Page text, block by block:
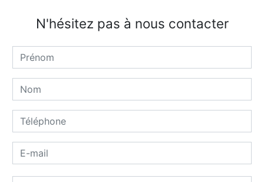
N'hésitez pas à nous contacter